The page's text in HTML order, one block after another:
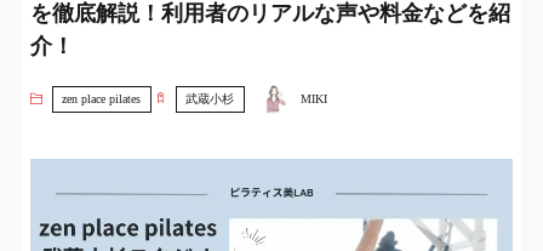
を徹底解説！利用者のリアルな声や料金などを紹
介！
zen place pilates 武蔵小杉 MIKI